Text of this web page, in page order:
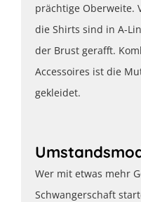
prächtige Oberweite.
die Shirts sind in A-
der Brust gerafft.
Accessoires ist die
gekleidet.
Wer mit etwas mehr
Schwangerschaft